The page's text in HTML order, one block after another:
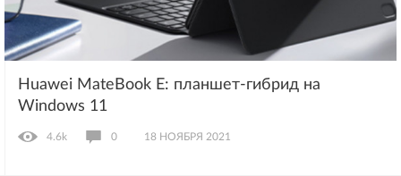
Huawei MateBook E: планшет-гибрид на
Windows 11
4.6k 0 18 НОЯБРЯ 2021